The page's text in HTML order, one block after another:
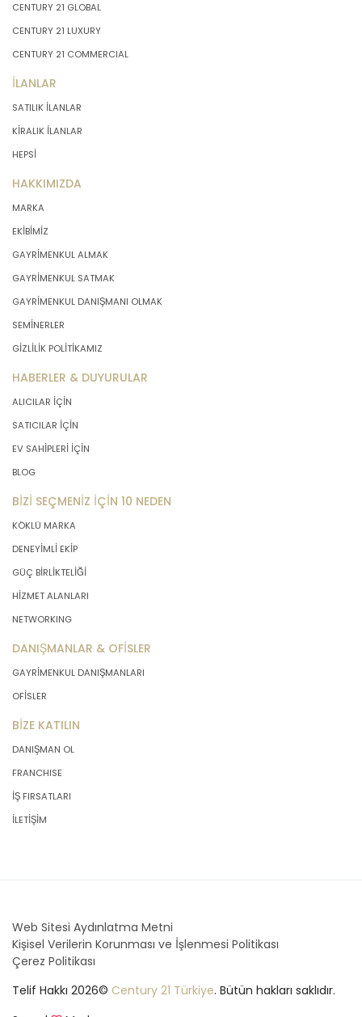
CENTURY 21 GLOBAL
CENTURY 21 LUXURY
CENTURY 21 COMMERCIAL
İLANLAR
SATILIK İLANLAR
KİRALIK İLANLAR
HEPSİ
HAKKIMIZDA
MARKA
EKİBİMİZ
GAYRİMENKUL ALMAK
GAYRİMENKUL SATMAK
GAYRİMENKUL DANIŞMANI OLMAK
SEMİNERLER
GİZLİLİK POLİTİKAMIZ
HABERLER & DUYURULAR
ALICILAR İÇİN
SATICILAR İÇİN
EV SAHİPLERİ İÇİN
BLOG
BİZİ SEÇMENİZ İÇİN 10 NEDEN
KÖKLÜ MARKA
DENEYİMLİ EKİP
GÜÇ BİRLİKTELİĞİ
HİZMET ALANLARI
NETWORKING
DANIŞMANLAR & OFİSLER
GAYRİMENKUL DANIŞMANLARI
OFİSLER
BİZE KATILIN
DANIŞMAN OL
FRANCHISE
İŞ FIRSATLARI
İLETİŞİM
Web Sitesi Aydınlatma Metni
Kişisel Verilerin Korunması ve İşlenmesi Politikası
Çerez Politikası
Telif Hakkı 2026© Century 21 Türkiye. Bütün hakları saklıdır.